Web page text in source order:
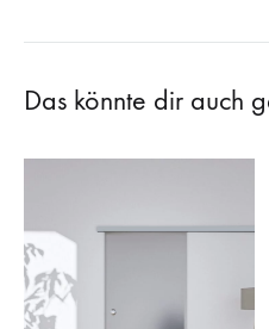
Das könnte dir auch